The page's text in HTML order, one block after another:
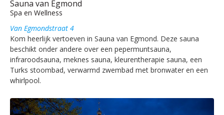
Sauna van Egmond
Spa en Wellness
Van Egmondstraat 4
Kom heerlijk vertoeven in Sauna van Egmond. Deze sauna
beschikt onder andere over een pepermuntsauna,
infraroodsauna, meknes sauna, kleurentherapie sauna, een
Turks stoombad, verwarmd zwembad met bronwater en een
whirlpool.